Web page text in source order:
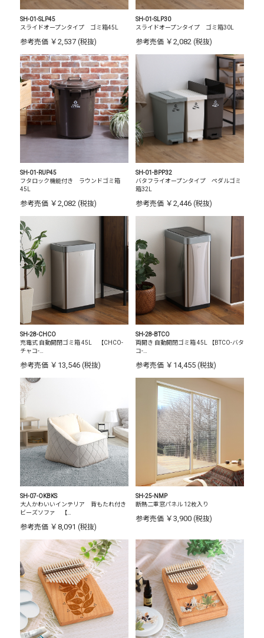
SH-01-SLP45
スライドオープンタイプ ゴミ箱45L
参考売価 ￥2,537 (税抜)
SH-01-SLP30
スライドオープンタイプ ゴミ箱30L
参考売価 ￥2,082 (税抜)
SH-01-RUP45
フタロック機能付き ラウンドゴミ箱
45L
参考売価 ￥2,082 (税抜)
SH-01-BPP32
バタフライオープンタイプ ペダルゴミ
箱32L
参考売価 ￥2,446 (税抜)
SH-28-CHCO
充電式 自動開閉ゴミ箱 45L 【CHCO-
チャコ-…
参考売価 ￥13,546 (税抜)
SH-28-BTCO
両開き 自動開閉ゴミ箱 45L 【BTCO-バタ
コ-…
参考売価 ￥14,455 (税抜)
SH-07-OKBKS
大人かわいいインテリア 背もたれ付き
ビーズソファ 【…
参考売価 ￥8,091 (税抜)
SH-25-NMP
断熱二重窓パネル 12枚入り
参考売価 ￥3,900 (税抜)